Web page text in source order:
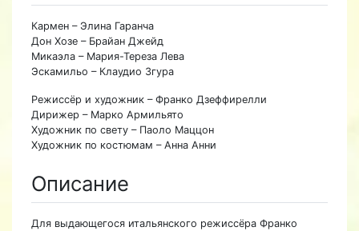
Кармен – Элина Гаранча
Дон Хозе – Брайан Джейд
Микаэла – Мария-Тереза Лева
Эскамильо – Клаудио Згура
Режиссёр и художник – Франко Дзеффирелли
Дирижер – Марко Армильято
Художник по свету – Паоло Маццон
Художник по костюмам – Анна Анни
Описание
Для выдающегося итальянского режиссёра Франко